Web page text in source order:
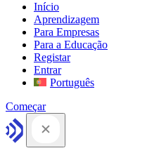
Início
Aprendizagem
Para Empresas
Para a Educação
Registar
Entrar
Português
Começar